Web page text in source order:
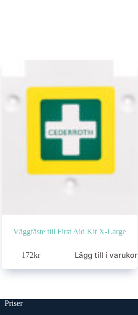
Väggfäste till First Aid Kit X-Large
172kr Lägg till i varukorg
Priser